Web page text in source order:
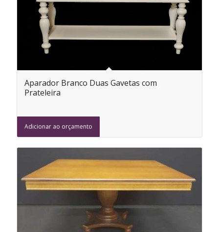
Aparador Branco Duas Gavetas com
Prateleira
Adicionar ao orçamento